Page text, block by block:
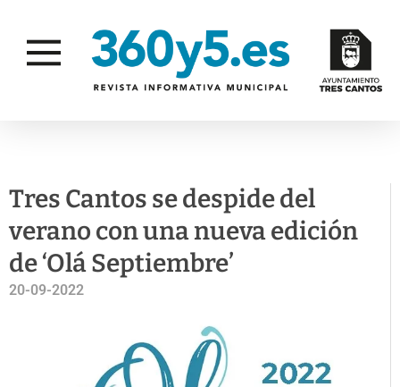
Tres Cantos se despide del
verano con una nueva edición
de ‘Olá Septiembre’
20-09-2022